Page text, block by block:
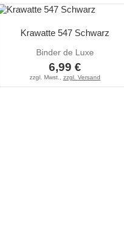
Krawatte 547 Schwarz
Binder de Luxe
6,99 €
zzgl. Mwst., zzgl. Versand